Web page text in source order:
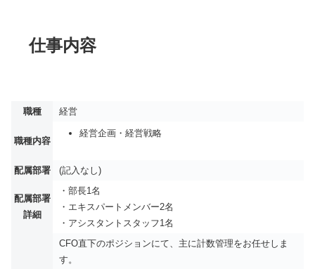
仕事内容
職種 経営
職種内容
経営企画・経営戦略
配属部署 (記入なし)
配属部署
詳細
・部長1名
・エキスパートメンバー2名
・アシスタントスタッフ1名
CFO直下のポジションにて、主に計数管理をお任せしま
す。